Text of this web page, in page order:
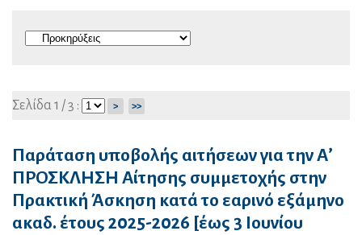
Σελίδα 1 / 3 : > >>
Παράταση υποβολής αιτήσεων για την Α’
ΠΡΟΣΚΛΗΣΗ Αίτησης συμμετοχής στην
Πρακτική Άσκηση κατά το εαρινό εξάμηνο
ακαδ. έτους 2025-2026 [έως 3 Ιουνίου